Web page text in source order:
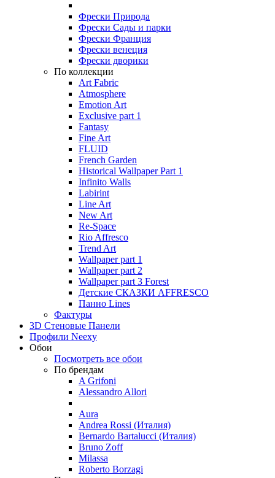
Фрески Природа
Фрески Сады и парки
Фрески Франция
Фрески венеция
Фрески дворики
По коллекции
Art Fabric
Atmosphere
Emotion Art
Exclusive part 1
Fantasy
Fine Art
FLUID
French Garden
Historical Wallpaper Part 1
Infinito Walls
Labirint
Line Art
New Art
Re-Space
Rio Affresco
Trend Art
Wallpaper part 1
Wallpaper part 2
Wallpaper part 3 Forest
Детские СКАЗКИ AFFRESCO
Панно Lines
Фактуры
3D Стеновые Панели
Профили Neexy
Обои
Посмотреть все обои
По брендам
A Grifoni
Alessandro Allori
Aura
Andrea Rossi (Италия)
Bernardo Bartalucci (Италия)
Bruno Zoff
Milassa
Roberto Borzagi